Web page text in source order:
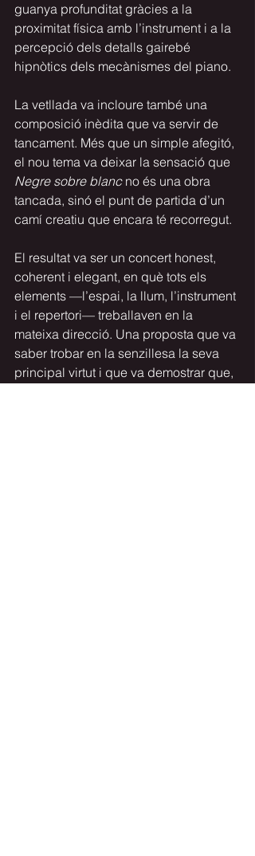
guanya profunditat gràcies a la
proximitat física amb l’instrument i a la
percepció dels detalls gairebé
hipnòtics dels mecànismes del piano.
La vetllada va incloure també una
composició inèdita que va servir de
tancament. Més que un simple afegitó,
el nou tema va deixar la sensació que
Negre sobre blanc no és una obra
tancada, sinó el punt de partida d’un
camí creatiu que encara té recorregut.
El resultat va ser un concert honest,
coherent i elegant, en què tots els
elements —l’espai, la llum, l’instrument
i el repertori— treballaven en la
mateixa direcció. Una proposta que va
saber trobar en la senzillesa la seva
principal virtut i que va demostrar que,